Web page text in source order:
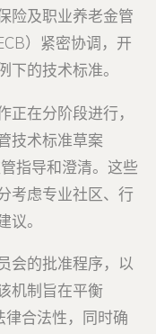
险及职业养老金管
）紧密协调，开
的技术标准。
在分阶段进行，
技术标准草案
指导和澄清。这些
考虑专业社区、行
。
会的批准程序，以
机制旨在平衡
律合法性，同时确